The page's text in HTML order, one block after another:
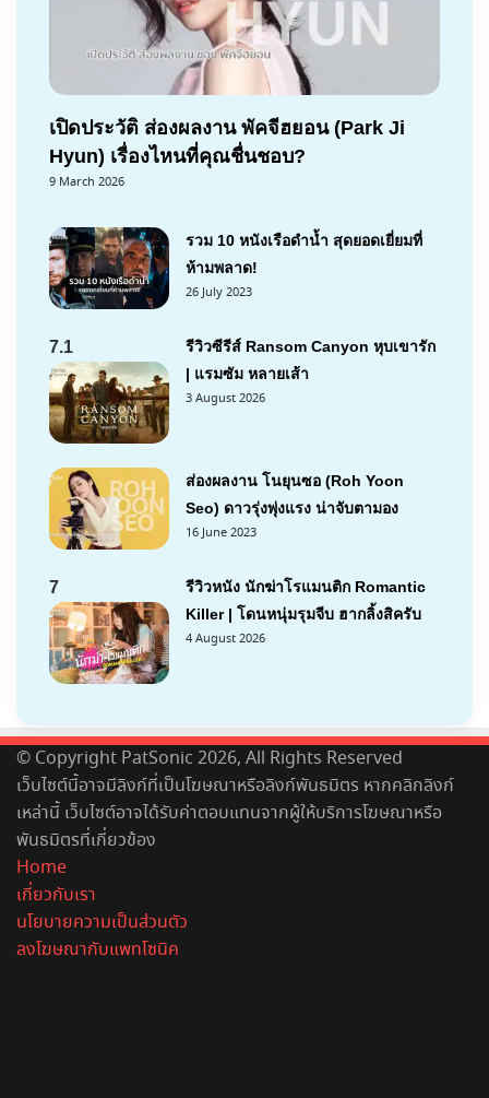
เปิดประวัติ ส่องผลงาน พัคจีฮยอน (Park Ji
Hyun) เรื่องไหนที่คุณชื่นชอบ?
9 March 2026
รวม 10 หนังเรือดำน้ำ สุดยอดเยี่ยมที่
ห้ามพลาด!
26 July 2023
7.1
รีวิวซีรีส์ Ransom Canyon หุบเขารัก
| แรมซัม หลายเส้า
3 August 2026
ส่องผลงาน โนยุนซอ (Roh Yoon
Seo) ดาวรุ่งพุ่งแรง น่าจับตามอง
16 June 2023
7
รีวิวหนัง นักฆ่าโรแมนติก Romantic
Killer | โดนหนุ่มรุมจีบ ฮากลิ้งสิครับ
4 August 2026
© Copyright PatSonic 2026, All Rights Reserved
เว็บไซต์นี้อาจมีลิงก์ที่เป็นโฆษณาหรือลิงก์พันธมิตร หากคลิกลิงก์
เหล่านี้ เว็บไซต์อาจได้รับค่าตอบแทนจากผู้ให้บริการโฆษณาหรือ
พันธมิตรที่เกี่ยวข้อง
Home
เกี่ยวกับเรา
นโยบายความเป็นส่วนตัว
ลงโฆษณากับแพทโซนิค